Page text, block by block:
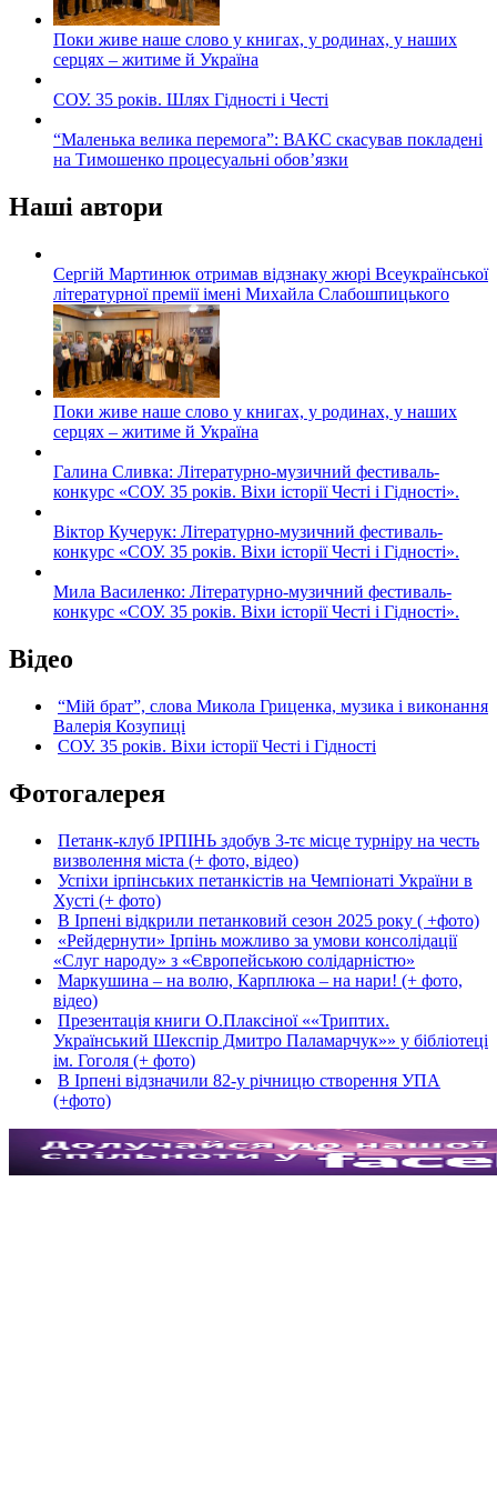
Поки живе наше слово у книгах, у родинах, у наших
серцях – житиме й Україна
СОУ. 35 років. Шлях Гідності і Честі
“Маленька велика перемога”: ВАКС скасував покладені
на Тимошенко процесуальні обов’язки
Наші автори
Сергій Мартинюк отримав відзнаку жюрі Всеукраїнської
літературної премії імені Михайла Слабошпицького
Поки живе наше слово у книгах, у родинах, у наших
серцях – житиме й Україна
Галина Сливка: Літературно-музичний фестиваль-
конкурс «СОУ. 35 років. Віхи історії Честі і Гідності».
Віктор Кучерук: Літературно-музичний фестиваль-
конкурс «СОУ. 35 років. Віхи історії Честі і Гідності».
Мила Василенко: Літературно-музичний фестиваль-
конкурс «СОУ. 35 років. Віхи історії Честі і Гідності».
Відео
“Мій брат”, слова Микола Гриценка, музика і виконання
Валерія Козупиці
СОУ. 35 років. Віхи історії Честі і Гідності
Фотогалерея
Петанк-клуб ІРПІНЬ здобув 3-тє місце турніру на честь
визволення міста (+ фото, відео)
Успіхи ірпінських петанкістів на Чемпіонаті України в
Хусті (+ фото)
В Ірпені відкрили петанковий сезон 2025 року ( +фото)
«Рейдернути» Ірпінь можливо за умови консолідації
«Слуг народу» з «Європейською солідарністю»
Маркушина – на волю, Карплюка – на нари! (+ фото,
відео)
Презентація книги О.Плаксіної ««Триптих.
Український Шекспір Дмитро Паламарчук»» у бібліотеці
ім. Гоголя (+ фото)
В Ірпені відзначили 82-у річницю створення УПА
(+фото)